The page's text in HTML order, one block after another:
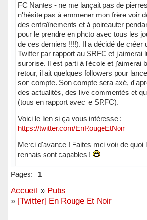
FC Nantes - ne me lançait pas de pierres
n'hésite pas à emmener mon frère voir
des entraînements et à poireauter
pour le prendre en photo avec tous les
de ces derniers !!!!). Il a décidé de créer
Twitter par rapport au SRFC et j'aimerai
surprise. Il est parti à l'école et j'aimerai
retour, il ait quelques followers pour
son compte. Son compte sera axé,
des actualités, des live commentés et
(tous en rapport avec le SRFC).
Voici le lien si ça vous intéresse :
https://twitter.com/EnRougeEtNoir
Merci d'avance ! Faites moi voir de quoi
rennais sont capables !
Hors ligne
Pages: 1
Accueil » Pubs
» [Twitter] En Rouge Et Noir